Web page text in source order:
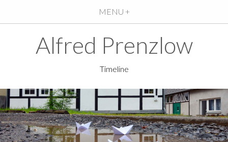
MENU +
Alfred Prenzlow
Timeline